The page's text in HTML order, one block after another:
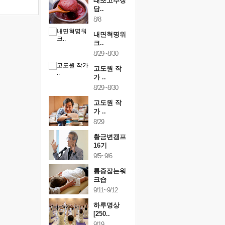
담..
8/8
내면혁명워
크..
8/29~8/30
고도원 작
가 ..
8/29~8/30
고도원 작
가 ..
8/29
황금변캠프
16기
9/5~9/6
통증잡는워
크숍
9/11~9/12
하루명상
[250..